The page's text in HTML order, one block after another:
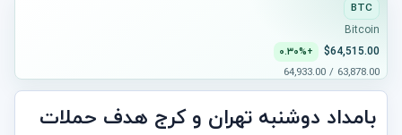
BTC
Bitcoin
$64,515.00
+۰.۳۰%
63,878.00 / 64,933.00
بامداد دوشنبه تهران و کرج هدف حملات